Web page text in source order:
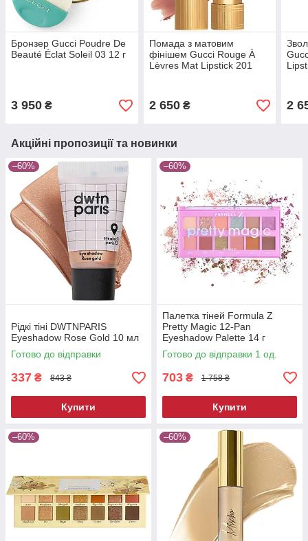
Бронзер Gucci Poudre De
Beauté Éclat Soleil 03 12 г
3 950 ₴
Помада з матовим
фінішем Gucci Rouge À
Lèvres Mat Lipstick 201
2 650₴ 2
Акційні пропозиції та новинки
–60%
Рідкі тіні DWTNPARIS
Eyeshadow Rose Gold 10 мл
Готово до відправки
337 ₴ 843 ₴
Купити
–60%
Палетка тіней Formula Z
Pretty Magic 12-Pan
Eyeshadow Palette 14 г
Готово до відправки 1 од.
703 ₴ 1 758 ₴
Купити
–60% –60%